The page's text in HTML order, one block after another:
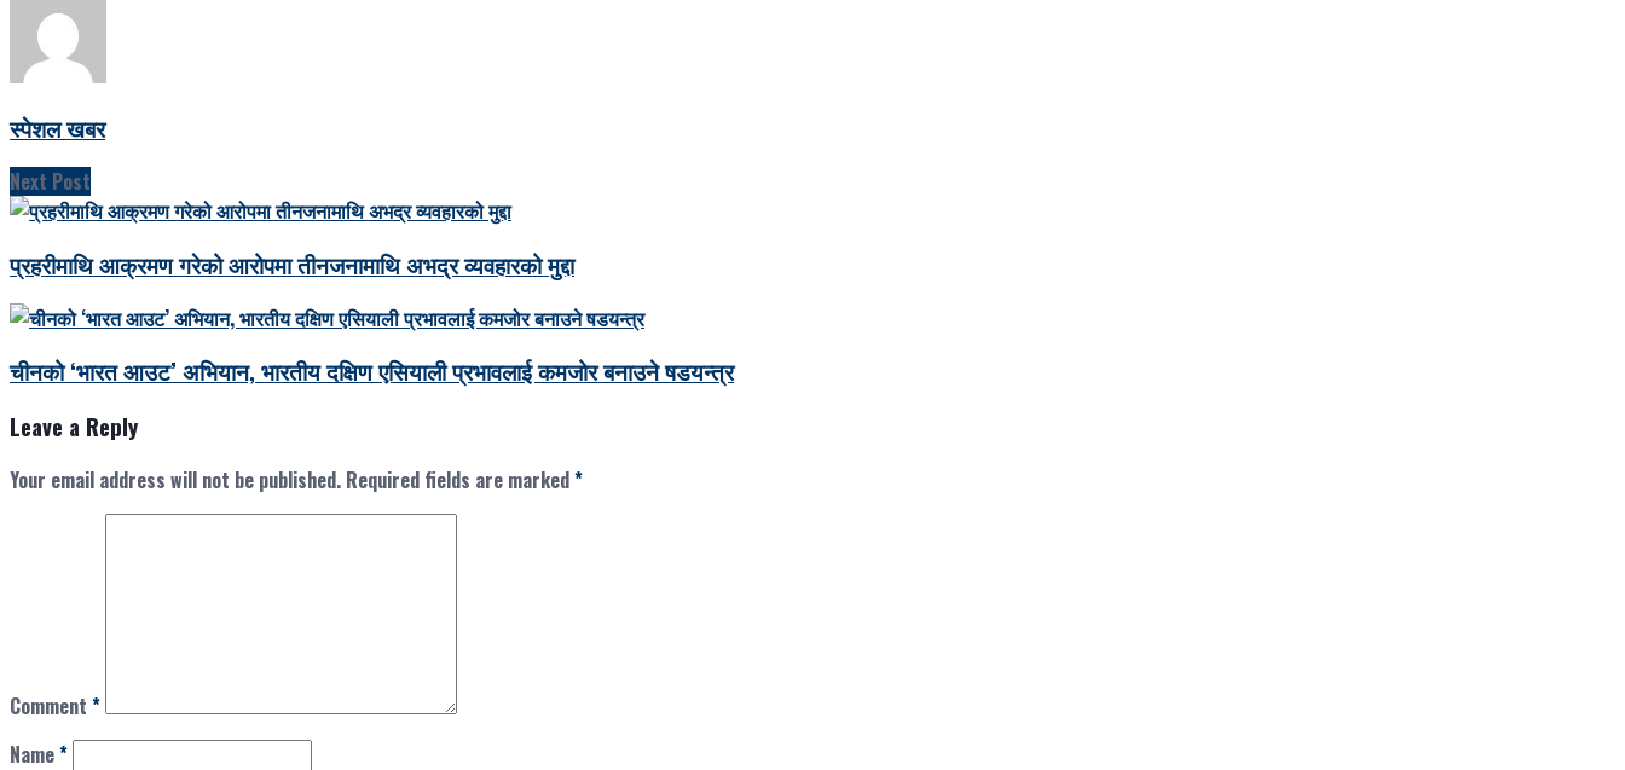
स्पेशल खबर
Next Post
प्रहरीमाथि आक्रमण गरेको आरोपमा तीनजनामाथि अभद्र व्यवहारको मुद्दा
चीनको ‘भारत आउट’ अभियान, भारतीय दक्षिण एसियाली प्रभावलाई कमजोर बनाउने षडयन्त्र
Leave a Reply
Your email address will not be published. Required fields are marked*
Comment *
Name*